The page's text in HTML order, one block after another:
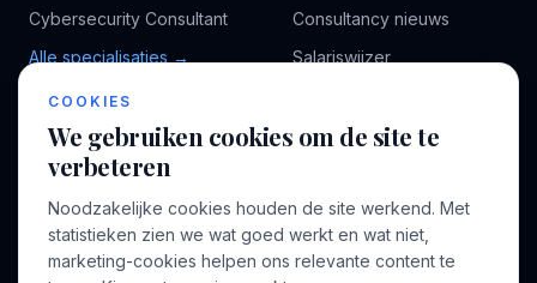
Cybersecurity Consultant
Alle specialisaties →
Consultancy nieuws
Salariswijzer
BEDRIJF
Over ons
Profiel aanmaken
COOKIES
We gebruiken cookies om de site te
verbeteren
Noodzakelijke cookies houden de site werkend. Met
statistieken zien we wat goed werkt en wat niet,
marketing-cookies helpen ons relevante content te